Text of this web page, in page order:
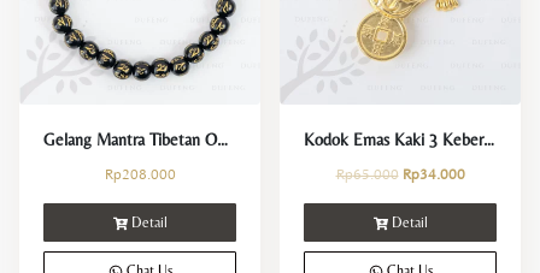
Gelang Mantra Tibetan Om Mani Padme Hum
Rp208.000
Detail
Kodok Emas Kaki 3 Keberuntungan
Rp65.000 Rp34.000
Detail